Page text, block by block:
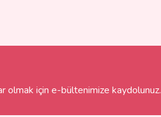
olmak için e-bültenimize kaydolunuz.